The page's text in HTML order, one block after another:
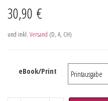
30,90 €
und inkl. Versand (D, A, CH)
eBook/Print